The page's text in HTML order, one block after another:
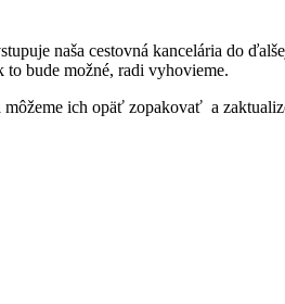
naša cestovná kancelária do
bude možné, radi vyhovieme.
môžeme ich opäť zopakovať a